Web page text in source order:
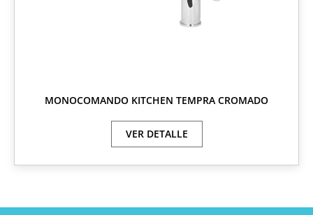
MONOCOMANDO KITCHEN TEMPRA CROMADO
VER DETALLE